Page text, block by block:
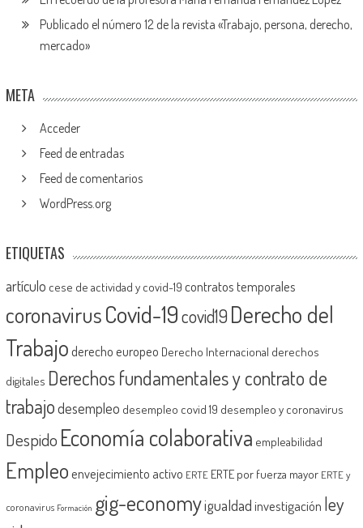
Publicado el número 12 de la revista «Trabajo, persona, derecho,
mercado»
META
Acceder
Feed de entradas
Feed de comentarios
WordPress.org
ETIQUETAS
artículo cese de actividad y covid-19 contratos temporales
coronavirusCovid-19covid19 Derecho del
Trabajoderecho europeo Derecho Internacional derechos
digitales Derechos fundamentales y contrato de
trabajodesempleo desempleo covid 19 desempleo y coronavirus
Despido Economía colaborativa empleabilidad
Empleoenvejecimiento activo ERTE ERTE por fuerza mayor ERTE y
coronavirus Formación gig-economyigualdadinvestigación ley